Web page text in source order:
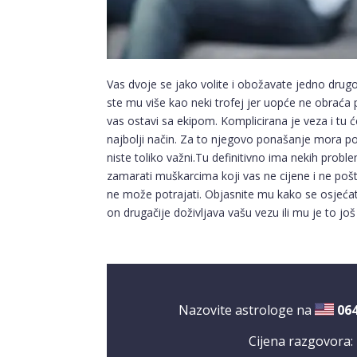
Vas dvoje se jako volite i obožavate jedno
ste mu više kao neki trofej jer uopće ne
vas ostavi sa ekipom. Komplicirana je veza i tu
najbolji način. Za to njegovo ponašanje mora
niste toliko važni.Tu definitivno ima nekih
zamarati muškarcima koji vas ne cijene i ne
ne može potrajati. Objasnite mu kako se
on drugačije doživljava vašu vezu ili mu je to
Nazovite astrologe na
Cijena razgovora: